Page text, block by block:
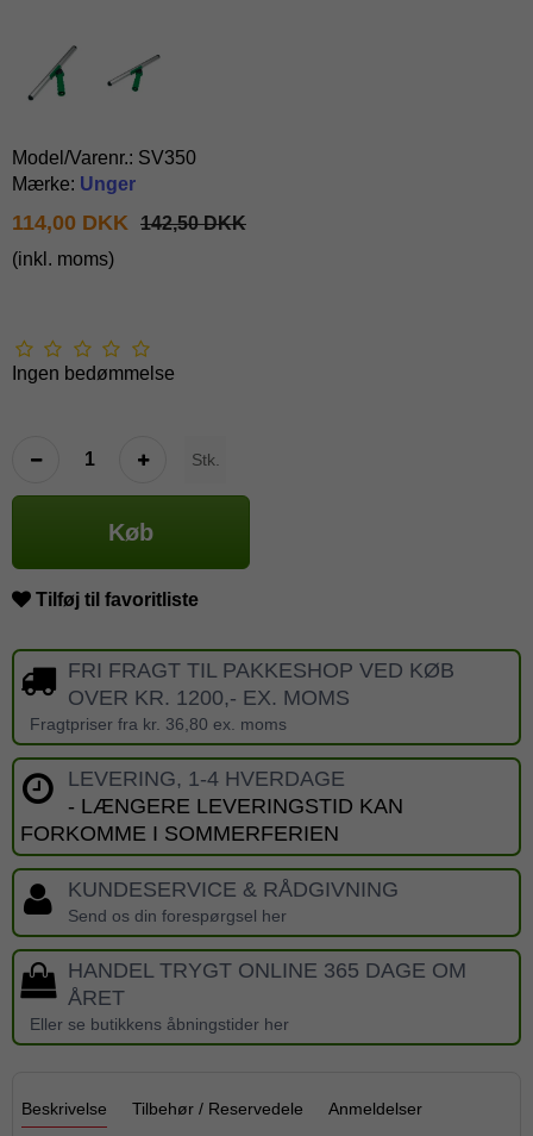
Model/Varenr.: SV350
Mærke: Unger
114,00 DKK 142,50 DKK
(inkl. moms)
Ingen bedømmelse
Stk.
Køb
Tilføj til favoritliste
FRI FRAGT TIL PAKKESHOP VED KØB
OVER KR. 1200,- EX. MOMS
Fragtpriser fra kr. 36,80 ex. moms
LEVERING, 1-4 HVERDAGE
- LÆNGERE LEVERINGSTID KAN
FORKOMME I SOMMERFERIEN
KUNDESERVICE & RÅDGIVNING
Send os din forespørgsel her
HANDEL TRYGT ONLINE 365 DAGE OM
ÅRET
Eller se butikkens åbningstider her
Beskrivelse Tilbehør / Reservedele Anmeldelser